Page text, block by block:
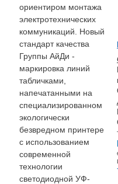
ориентиром монтажа
электротехнических
коммуникаций. Новый
стандарт качества
Группы АйДи -
маркировка линий
табличками,
напечатанными на
специализированном
экологически
безвредном принтере
с использованием
современной
технологии
светодиодной УФ-